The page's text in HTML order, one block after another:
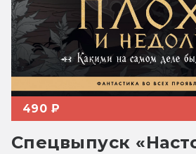
490 ₽
Спецвыпуск